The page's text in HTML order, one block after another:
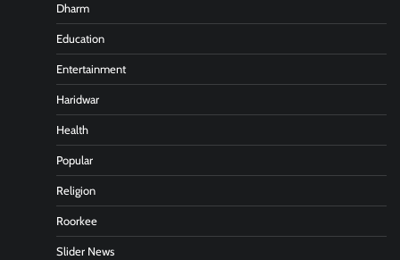
Dharm
Education
Entertainment
Haridwar
Health
Popular
Religion
Roorkee
Slider News